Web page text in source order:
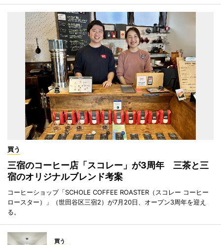
買う
三宿のコーヒー店「スコレー」が3周年 三茶と三
宿のオリジナルブレンド考案
コーヒーショップ「SCHOLE COFFEE ROASTER（スコレー コーヒー
ロースター）」（世田谷区三宿2）が7月20日、オープン3周年を迎え
る。
買う